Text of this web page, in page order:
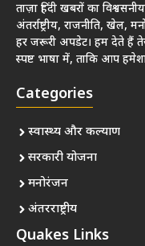
ताज़ा हिंदी खबरों का
अंतर्राष्ट्रीय, राजनीति, खेल,
हर जरूरी अपडेट। हम देते हैं
स्पष्ट भाषा में, ताकि आप
Categories
स्वास्थ्य और कल्याण
सरकारी योजना
मनोरंजन
अंतरराष्ट्रीय
Quakes Links